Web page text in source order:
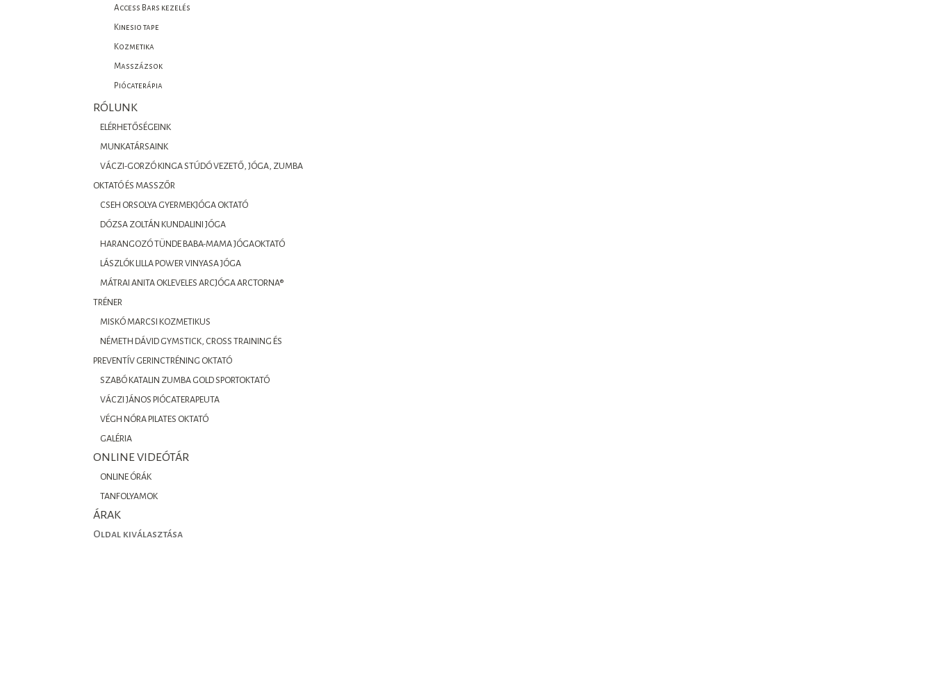
Access Bars kezelés
Kinesio tape
Kozmetika
Masszázsok
Piócaterápia
RÓLUNK
ELÉRHETŐSÉGEINK
MUNKATÁRSAINK
VÁCZI-GORZÓ KINGA STÚDÓ VEZETŐ, JÓGA, ZUMBA
OKTATÓ ÉS MASSZŐR
CSEH ORSOLYA GYERMEKJÓGA OKTATÓ
DÓZSA ZOLTÁN KUNDALINI JÓGA
HARANGOZÓ TÜNDE BABA-MAMA JÓGAOKTATÓ
LÁSZLÓK LILLA POWER VINYASA JÓGA
MÁTRAI ANITA OKLEVELES ARCJÓGA ARCTORNA®
TRÉNER
MISKÓ MARCSI KOZMETIKUS
NÉMETH DÁVID GYMSTICK, CROSS TRAINING ÉS
PREVENTÍV GERINCTRÉNING OKTATÓ
SZABÓ KATALIN ZUMBA GOLD SPORTOKTATÓ
VÁCZI JÁNOS PIÓCATERAPEUTA
VÉGH NÓRA PILATES OKTATÓ
GALÉRIA
ONLINE VIDEÓTÁR
ONLINE ÓRÁK
TANFOLYAMOK
ÁRAK
Oldal kiválasztása